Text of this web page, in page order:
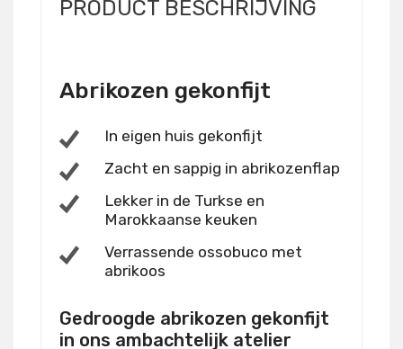
PRODUCT BESCHRIJVING
Abrikozen gekonfijt
In eigen huis gekonfijt
Zacht en sappig in abrikozenflap
Lekker in de Turkse en
Marokkaanse keuken
Verrassende ossobuco met
abrikoos
Gedroogde abrikozen gekonfijt
in ons ambachtelijk atelier